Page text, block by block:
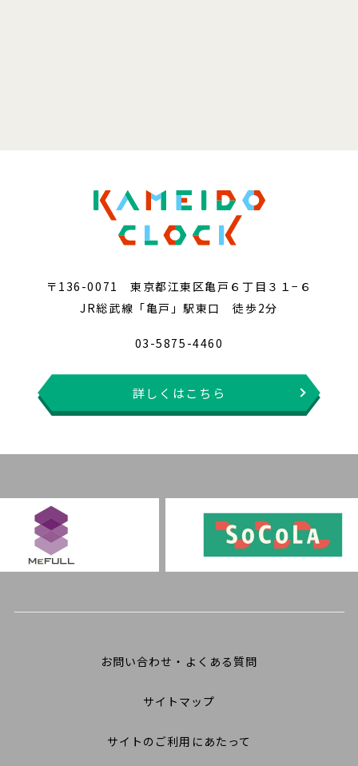
〒136-0071 東京都江東区亀戸６丁目３１−６
JR総武線「亀戸」駅東口 徒歩2分
03-5875-4460
詳しくはこちら
お問い合わせ・よくある質問
サイトマップ
サイトのご利用にあたって